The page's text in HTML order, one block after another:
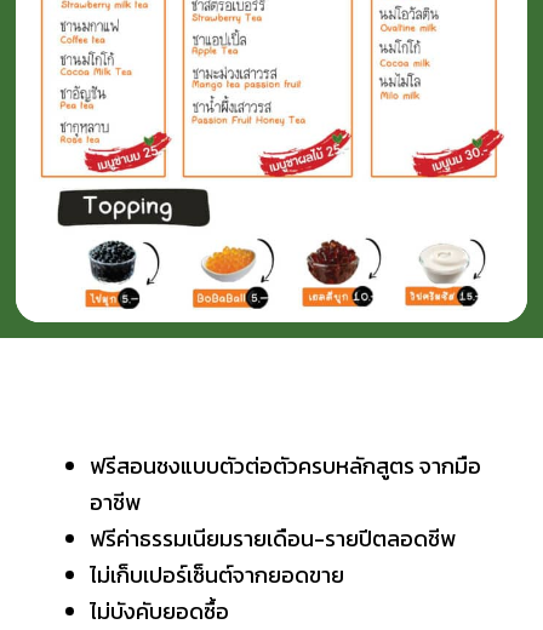
ฟรีสอนชงแบบตัวต่อตัวครบหลักสูตร จากมือ
อาชีพ
ฟรีค่าธรรมเนียมรายเดือน-รายปีตลอดชีพ
ไม่เก็บเปอร์เซ็นต์จากยอดขาย
ไม่บังคับยอดซื้อ